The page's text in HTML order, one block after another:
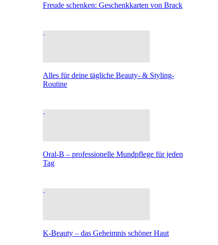
Freude schenken: Geschenkkarten von Brack
Alles für deine tägliche Beauty- & Styling-
Routine
Oral-B – professionelle Mundpflege für jeden
Tag
K-Beauty – das Geheimnis schöner Haut